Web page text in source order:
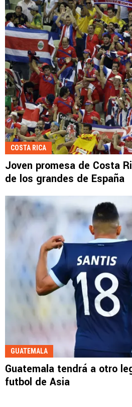
COSTA RICA
Joven promesa de Costa
de los grandes de España
GUATEMALA
Guatemala tendrá a otro
futbol de Asia